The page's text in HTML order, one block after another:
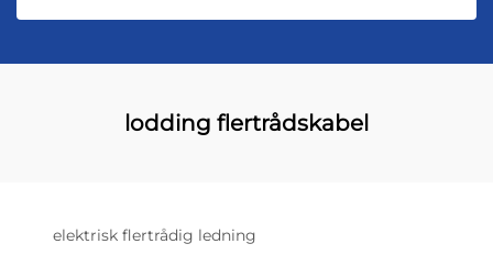
lodding flertrådskabel
elektrisk flertrådig ledning